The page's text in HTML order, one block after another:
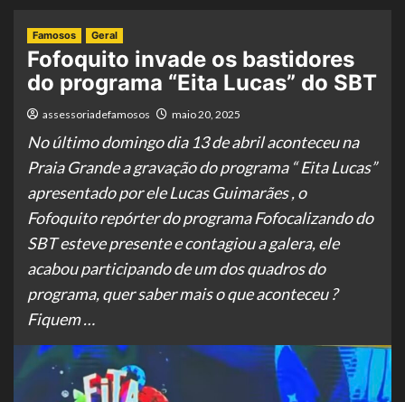
Famosos Geral
Fofoquito invade os bastidores
do programa “Eita Lucas” do SBT
assessoriadefamosos maio 20, 2025
No último domingo dia 13 de abril aconteceu na
Praia Grande a gravação do programa “ Eita Lucas”
apresentado por ele Lucas Guimarães , o
Fofoquito repórter do programa Fofocalizando do
SBT esteve presente e contagiou a galera, ele
acabou participando de um dos quadros do
programa, quer saber mais o que aconteceu ?
Fiquem …